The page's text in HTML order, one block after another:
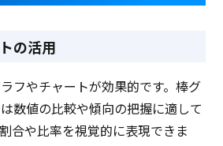
の活用
フやチャートが効果的です。棒グ
数値の比較や傾向の把握に適して
合や比率を視覚的に表現できま